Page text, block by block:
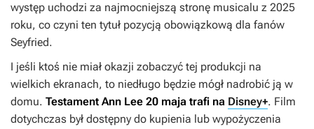
występ uchodzi za najmocniejszą stronę musicalu z 2025
roku, co czyni ten tytuł pozycją obowiązkową dla fanów
Seyfried.
I jeśli ktoś nie miał okazji zobaczyć tej produkcji na
wielkich ekranach, to niedługo będzie mógł nadrobić ją w
domu. Testament Ann Lee 20 maja trafi na Disney+. Film
dotychczas był dostępny do kupienia lub wypożyczenia